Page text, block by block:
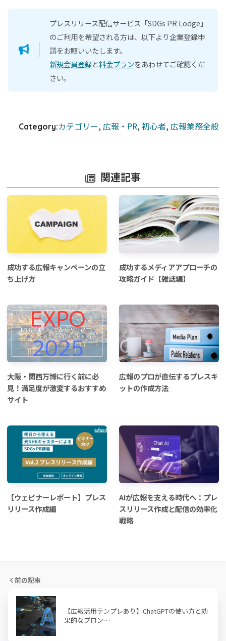
プレスリリース配信サービス「SDGs PR Lodge」
のご利用を希望される方は、以下より企業登録申
請をお願いいたします。
新規会員登録と料金プランをあわせてご確認くだ
さい。
Category:カテゴリー, 広報・PR, 初心者, 広報業務全般
関連記事
成功する広報キャンペーンの立
ち上げ方
成功するメディアアプローチの
攻略ガイド【雑誌編】
大阪・関西万博に行く前に必
見！満足度が激変するおすすめ
サイト
広報のプロが直伝するプレスキ
ットの作成方法
【ウェビナーレポート】プレス
リリース作成編
AIが広報を支える時代へ：プレ
スリリース作成と配信の効率化
戦略
前の記事
【広報活用テンプレあり】ChatGPTの使い方と効
果的なプロン…